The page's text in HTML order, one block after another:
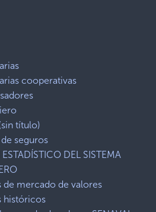
cooperativas
título)
seguros
DEL SISTEMA
de mercado de valores
históricos